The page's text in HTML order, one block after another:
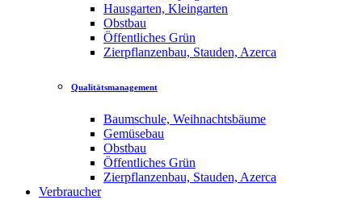
Hausgarten, Kleingarten
Obstbau
Öffentliches Grün
Zierpflanzenbau, Stauden, Azerca
Qualitätsmanagement
Baumschule, Weihnachtsbäume
Gemüsebau
Obstbau
Öffentliches Grün
Zierpflanzenbau, Stauden, Azerca
Verbraucher